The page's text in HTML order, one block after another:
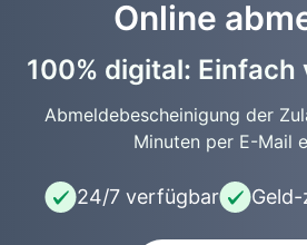
Online
100% digital: Einfach
Abmeldebescheinigung der
Minuten per E-Mail
24/7 verfügbar